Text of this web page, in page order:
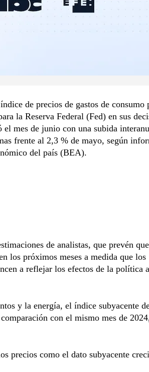
de precios de gastos de consumo
la Reserva Federal (Fed) en sus
el mes de junio con una subida
frente al 2,3 % de mayo, según
del país (BEA).
de analistas, que prevén
los próximos meses a medida que los
a reflejar los efectos de la política
y la energía, el índice subyacente
con el mismo mes de
precios como el dato subyacente